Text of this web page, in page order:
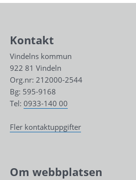
Kontakt
Vindelns kommun
922 81 Vindeln
Org.nr: 212000-2544
Bg: 595-9168
Tel: 0933-140 00
Fler kontaktuppgifter
Om webbplatsen